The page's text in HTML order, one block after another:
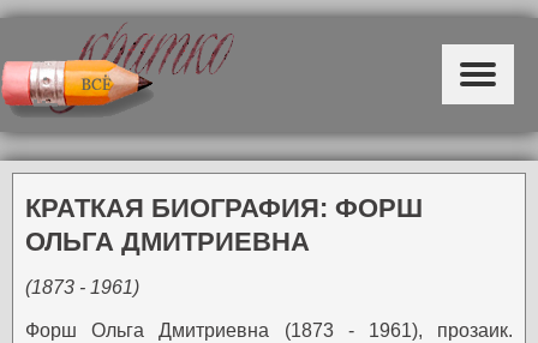
КРАТКАЯ БИОГРАФИЯ: ФОРШ
ОЛЬГА ДМИТРИЕВНА
(1873 - 1961)
Форш Ольга Дмитриевна (1873 - 1961), прозаик.